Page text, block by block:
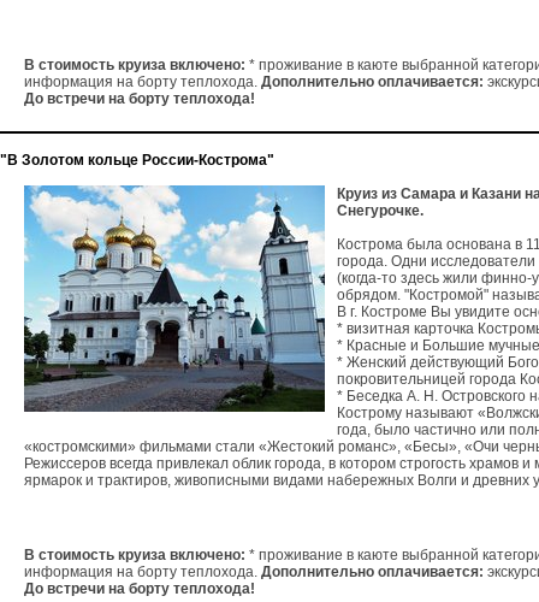
В стоимость круиза включено: * проживание в каюте выбранной
информация на борту теплохода. Дополнительно оплачивается:
До встречи на борту теплохода!
"В Золотом кольце России-Кострома"
Круиз из Самара и Казани
Снегурочке.
Кострома была основана в
города. Одни исследователи
(когда-то здесь жили финно-
обрядом. "Костромой"
В г. Костроме Вы увидите
* визитная карточка
* Красные и Большие
* Женский действующий
покровительницей города
* Беседка А. Н. Островского
Кострому называют
года, было частично или
«костромскими» фильмами стали «Жестокий романс», «Бесы», «Очи
Режиссеров всегда привлекал облик города, в котором строгость
ярмарок и трактиров, живописными видами набережных Волги и древних
В стоимость круиза включено: * проживание в каюте выбранной
информация на борту теплохода. Дополнительно оплачивается:
До встречи на борту теплохода!